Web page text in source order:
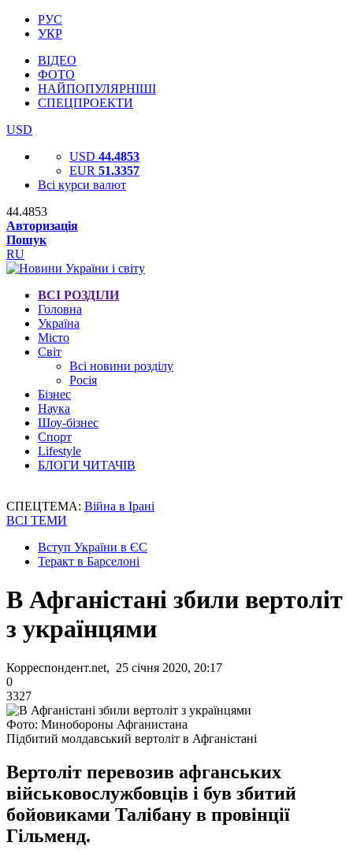
РУС
УКР
ВІДЕО
ФОТО
НАЙПОПУЛЯРНІШІ
СПЕЦПРОЕКТИ
USD
USD 44.4853
EUR 51.3357
Всі курси валют
44.4853
Авторизація
Пошук
RU
ВСІ РОЗДІЛИ
Головна
Україна
Місто
Світ
Всі новини розділу
Росія
Бізнес
Наука
Шоу-бізнес
Спорт
Lifestyle
БЛОГИ ЧИТАЧІВ
СПЕЦТЕМА: Війна в Ірані
ВСІ ТЕМИ
Вступ України в ЄС
Теракт в Барселоні
В Афганістані збили вертоліт
з українцями
Корреспондент.net, 25 січня 2020, 20:17
0
3327
Фото: Минобороны Афганистана
Підбитий молдавський вертоліт в Афганістані
Вертоліт перевозив афганських
військовослужбовців і був збитий
бойовиками Талібану в провінції
Гільменд.